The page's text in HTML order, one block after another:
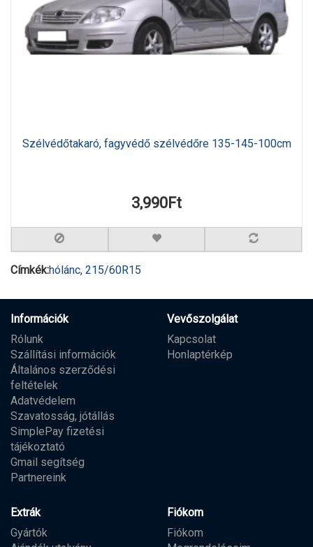
Szélvédőtakaró, fagyvédő szélvédőre 135-145-100cm
3,990Ft
Címkék:hólánc, 215/60R15
Információk
Rólunk
Szállítási információk
Általános szerződési
feltételek
Adatvédelem
Szavatosság, jótállás
SimplePay fizetési
tájékoztató
Gmail segítség
Partnereink
Vevőszolgálat
Kapcsolat
Honlaptérkép
Extrák
Gyártók
Fiókom
Fiókom